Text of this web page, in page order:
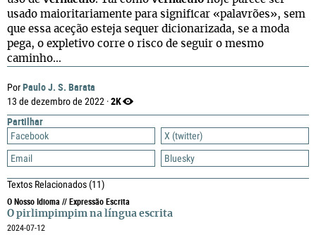
PorPaulo J. S. Barata
13 de dezembro de 2022 ·2K
Partilhar
Facebook
X (twitter)
Email
Bluesky
Textos Relacionados(11)
O Nosso Idioma // Expressão Escrita
O pirlimpimpim na língua escrita
2024-07-12
usado maioritariamente para significar «palavrões», sem
que essa aceção esteja sequer dicionarizada, se a moda
pega, o expletivo corre o risco de seguir o mesmo
caminho…